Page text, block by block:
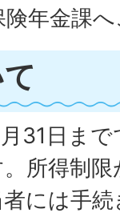
年金課
31日ま
所得制
には手